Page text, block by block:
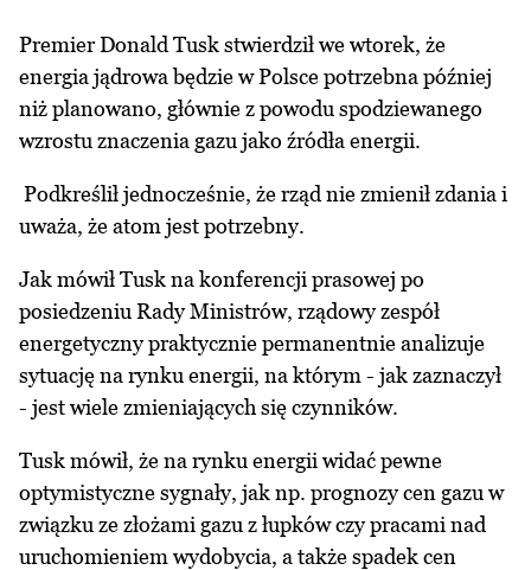
Premier Donald Tusk stwierdził we wtorek, że
energia jądrowa będzie w Polsce potrzebna później
niż planowano, głównie z powodu spodziewanego
wzrostu znaczenia gazu jako źródła energii.
Podkreślił jednocześnie, że rząd nie zmienił zdania i
uważa, że atom jest potrzebny.
Jak mówił Tusk na konferencji prasowej po
posiedzeniu Rady Ministrów, rządowy zespół
energetyczny praktycznie permanentnie analizuje
sytuację na rynku energii, na którym - jak zaznaczył
- jest wiele zmieniających się czynników.
Tusk mówił, że na rynku energii widać pewne
optymistyczne sygnały, jak np. prognozy cen gazu w
związku ze złożami gazu z łupków czy pracami nad
uruchomieniem wydobycia, a także spadek cen